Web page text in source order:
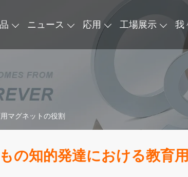
ニュース 応用 工場展示 我
マグネットの役割
の知的発達における教育